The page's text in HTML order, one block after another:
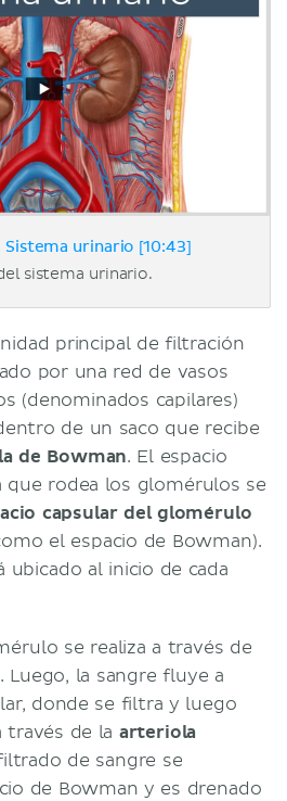
urinario [10:43]
sistema urinario.
principal de filtración
por una red de vasos
(denominados capilares)
de un saco que recibe
de Bowman. El espacio
que rodea los glomérulos se
capsular del glomérulo
el espacio de Bowman).
ubicado al inicio de cada
se realiza a través de
. Luego, la sangre fluye a
donde se filtra y luego
través de la arteriola
de sangre se
de Bowman y es drenado